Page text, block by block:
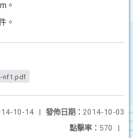
。
。
nf1.pdf
發佈日期： 2014-10-03
10-14
|
點擊率： 570 |